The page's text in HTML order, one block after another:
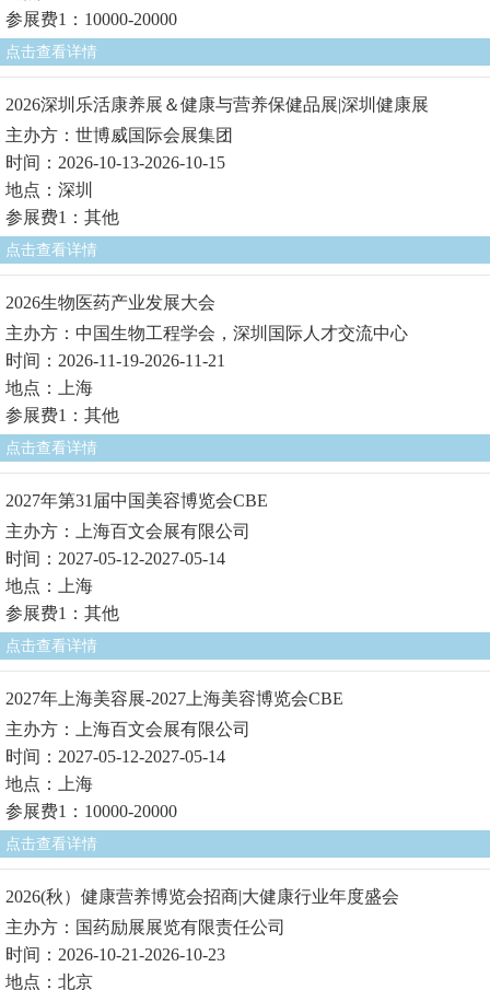
参展费1：10000-20000
点击查看详情
2026深圳乐活康养展＆健康与营养保健品展|深圳健康展
主办方：世博威国际会展集团
时间：2026-10-13-2026-10-15
地点：深圳
参展费1：其他
点击查看详情
2026生物医药产业发展大会
主办方：中国生物工程学会，深圳国际人才交流中心
时间：2026-11-19-2026-11-21
地点：上海
参展费1：其他
点击查看详情
2027年第31届中国美容博览会CBE
主办方：上海百文会展有限公司
时间：2027-05-12-2027-05-14
地点：上海
参展费1：其他
点击查看详情
2027年上海美容展-2027上海美容博览会CBE
主办方：上海百文会展有限公司
时间：2027-05-12-2027-05-14
地点：上海
参展费1：10000-20000
点击查看详情
2026(秋）健康营养博览会招商|大健康行业年度盛会
主办方：国药励展展览有限责任公司
时间：2026-10-21-2026-10-23
地点：北京